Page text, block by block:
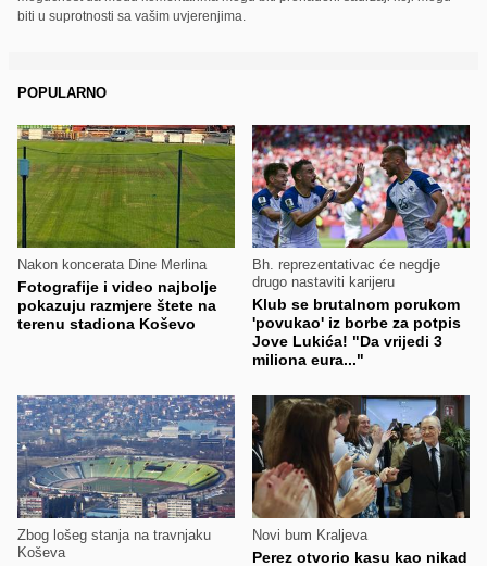
biti u suprotnosti sa vašim uvjerenjima.
POPULARNO
Nakon koncerata Dine Merlina
Fotografije i video najbolje
pokazuju razmjere štete na
terenu stadiona Koševo
Bh. reprezentativac će negdje
drugo nastaviti karijeru
Klub se brutalnom porukom
'povukao' iz borbe za potpis
Jove Lukića! "Da vrijedi 3
miliona eura..."
Zbog lošeg stanja na travnjaku
Koševa
Novi bum Kraljeva
Perez otvorio kasu kao nikad